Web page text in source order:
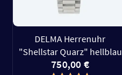
DELMA Herrenuhr
"Shellstar Quarz" hellblau
750,00 €